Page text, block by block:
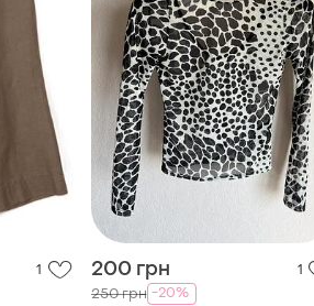
1 200 грн 1
250 грн -20%